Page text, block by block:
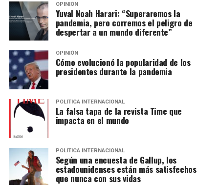
OPINIÓN
Yuval Noah Harari: “Superaremos la
pandemia, pero corremos el peligro de
despertar a un mundo diferente”
OPINIÓN
Cómo evolucionó la popularidad de los
presidentes durante la pandemia
POLITICA INTERNACIONAL
La falsa tapa de la revista Time que
impacta en el mundo
POLITICA INTERNACIONAL
Según una encuesta de Gallup, los
estadounidenses están más satisfechos
que nunca con sus vidas